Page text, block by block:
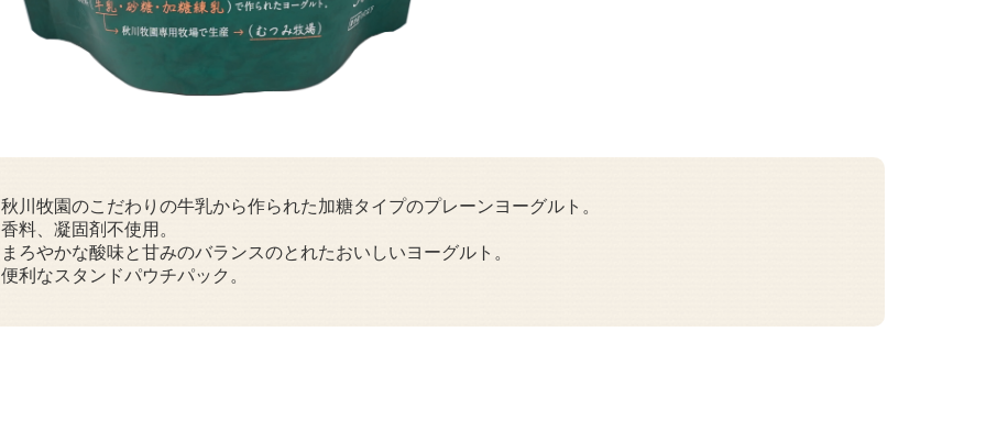
秋川牧園のこだわりの牛乳から作られた加糖タイプのプレーンヨーグルト。
香料、凝固剤不使用。
まろやかな酸味と甘みのバランスのとれたおいしいヨーグルト。
便利なスタンドパウチパック。